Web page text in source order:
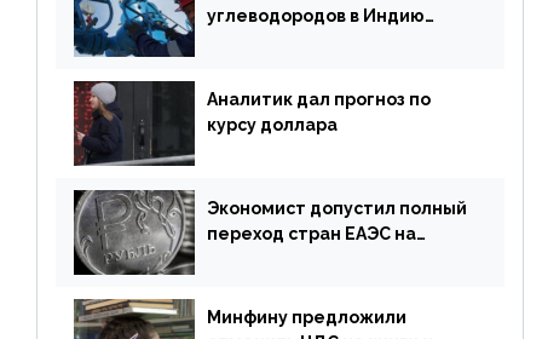
углеводородов в Индию
Аналитик дал прогноз по
курсу доллара
Экономист допустил полный
переход стран ЕАЭС на
Минфину предложили